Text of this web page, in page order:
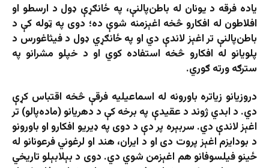
یاده فرقه د یونان له باطن‌پالنې، په ځانګړې ډول د ارسطو او
افلاطون له افکارو څخه اغېزمنه شوې ده؛ دوی په ټوله کې د
باطن‌پالنې تر اغېز لاندې دي او په ځانګړي ډول د فیثاغورس د
پلویانو له افکارو څخه استفاده کوي او د خپلو مشرانو په
سترګه ورته ګوري.
دروزیانو زیاتره باورونه له اسماعیلیه فرقې څخه اقتباس کړې
دي. د ابدي ژوند د عقیدې په برخه کې د دهریانو (ماده‌پالو) تر
اغېز لاندې دي. سربېره پر دې د دوی په ډیریو افکارو او باورونو
د بودایزم اغېز پروت دی او د ایران، هند او لرغوني فرعونانو له
ځینو فیلسوفانو هم اغېزمن شوي دي. دوی د بېلابېلو تاریخي